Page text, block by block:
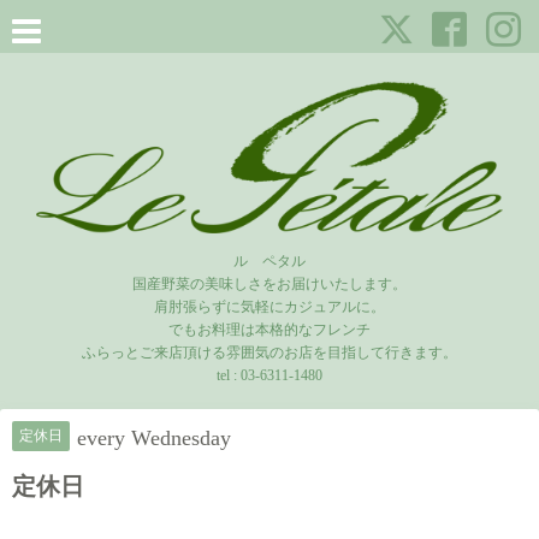
ル ペタル
国産野菜の美味しさをお届けいたします。
肩肘張らずに気軽にカジュアルに。
でもお料理は本格的なフレンチ
ふらっとご来店頂ける雰囲気のお店を目指して行きます。
tel : 03-6311-1480
定休日 every Wednesday
定休日